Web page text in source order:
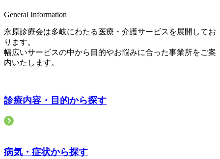
General Information
永原診療会は多岐にわたる医療・介護サービスを展開してお
ります。
幅広いサービスの中から目的やお悩みに合った事業所をご案
内いたします。
診療内容・目的から探す
病気・症状から探す